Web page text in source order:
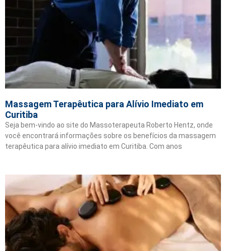
Massagem Terapêutica para Alívio Imediato em
Curitiba
Seja bem-vindo ao site do Massoterapeuta Roberto Hentz, onde
você encontrará informações sobre os benefícios da massagem
terapêutica para alívio imediato em Curitiba. Com anos